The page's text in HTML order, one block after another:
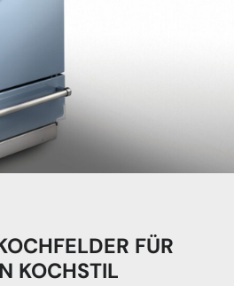
FÜR
KOCHSTIL